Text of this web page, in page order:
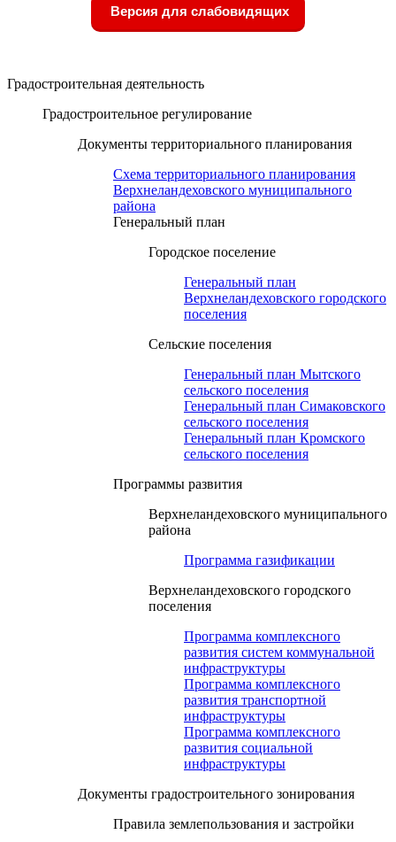
Версия для слабовидящих
Градостроительная деятельность
Градостроительное регулирование
Документы территориального планирования
Схема территориального планирования
Верхнеландеховского муниципального
района
Генеральный план
Городское поселение
Генеральный план
Верхнеландеховского городского
поселения
Сельские поселения
Генеральный план Мытского
сельского поселения
Генеральный план Симаковского
сельского поселения
Генеральный план Кромского
сельского поселения
Программы развития
Верхнеландеховского муниципального
района
Программа газификации
Верхнеландеховского городского
поселения
Программа комплексного
развития систем коммунальной
инфраструктуры
Программа комплексного
развития транспортной
инфраструктуры
Программа комплексного
развития социальной
инфраструктуры
Документы градостроительного зонирования
Правила землепользования и застройки